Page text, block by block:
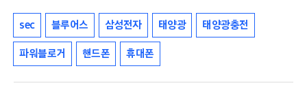
sec 블루어스 삼성전자 태양광 태양광충전
파워블로거 핸드폰 휴대폰